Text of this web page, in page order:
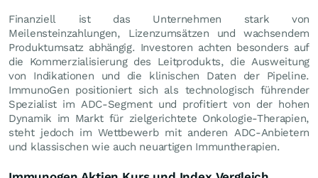
Finanziell ist das Unternehmen stark von
Meilensteinzahlungen, Lizenzumsätzen und wachsendem
Produktumsatz abhängig. Investoren achten besonders auf
die Kommerzialisierung des Leitprodukts, die Ausweitung
von Indikationen und die klinischen Daten der Pipeline.
ImmunoGen positioniert sich als technologisch führender
Spezialist im ADC‑Segment und profitiert von der hohen
Dynamik im Markt für zielgerichtete Onkologie-Therapien,
steht jedoch im Wettbewerb mit anderen ADC‑Anbietern
und klassischen wie auch neuartigen Immuntherapien.